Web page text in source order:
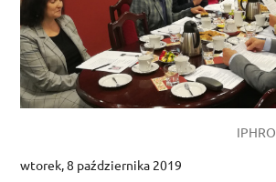
wtorek, 8 października 2019